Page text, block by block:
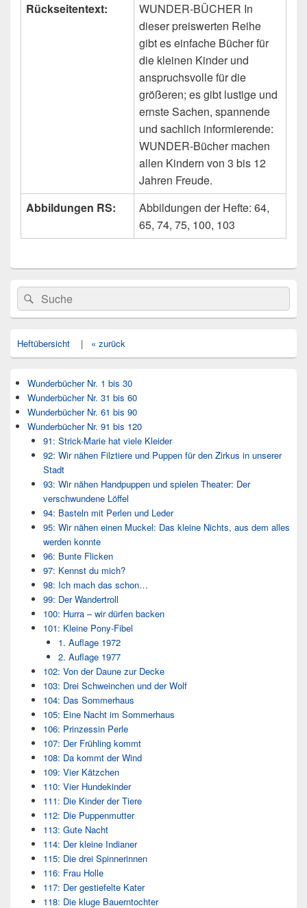
Rückseitentext:
WUNDER-BÜCHER In
dieser preiswerten Reihe
gibt es einfache Bücher für
die kleinen Kinder und
anspruchsvolle für die
größeren; es gibt lustige und
ernste Sachen, spannende
und sachlich informierende:
WUNDER-Bücher machen
allen Kindern von 3 bis 12
Jahren Freude.
Abbildungen RS:
Abbildungen der Hefte: 64,
65, 74, 75, 100, 103
Primärer
Seitenleisten
Widget-
Bereich
Search
for:
Suche
Heftübersicht | « zurück
Wunderbücher Nr. 1 bis 30
Wunderbücher Nr. 31 bis 60
Wunderbücher Nr. 61 bis 90
Wunderbücher Nr. 91 bis 120
91: Strick-Marie hat viele Kleider
92: Wir nähen Filztiere und Puppen für den Zirkus in unserer
Stadt
93: Wir nähen Handpuppen und spielen Theater: Der
verschwundene Löffel
94: Basteln mit Perlen und Leder
95: Wir nähen einen Muckel: Das kleine Nichts, aus dem alles
werden konnte
96: Bunte Flicken
97: Kennst du mich?
98: Ich mach das schon…
99: Der Wandertroll
100: Hurra – wir dürfen backen
101: Kleine Pony-Fibel
1. Auflage 1972
2. Auflage 1977
102: Von der Daune zur Decke
103: Drei Schweinchen und der Wolf
104: Das Sommerhaus
105: Eine Nacht im Sommerhaus
106: Prinzessin Perle
107: Der Frühling kommt
108: Da kommt der Wind
109: Vier Kätzchen
110: Vier Hundekinder
111: Die Kinder der Tiere
112: Die Puppenmutter
113: Gute Nacht
114: Der kleine Indianer
115: Die drei Spinnerinnen
116: Frau Holle
117: Der gestiefelte Kater
118: Die kluge Bauerntochter